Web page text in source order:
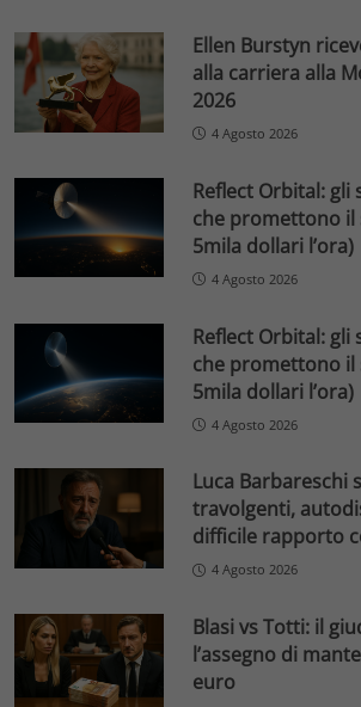
Ellen Burstyn
alla carriera alla
2026
4 Agosto 2026
Reflect Orbital: gli
che promettono
5mila dollari l’ora)
4 Agosto 2026
Reflect Orbital: gli
che promettono
5mila dollari l’ora)
4 Agosto 2026
Luca Barbareschi
travolgenti,
difficile rapporto
4 Agosto 2026
Blasi vs Totti: il
l’assegno di
euro